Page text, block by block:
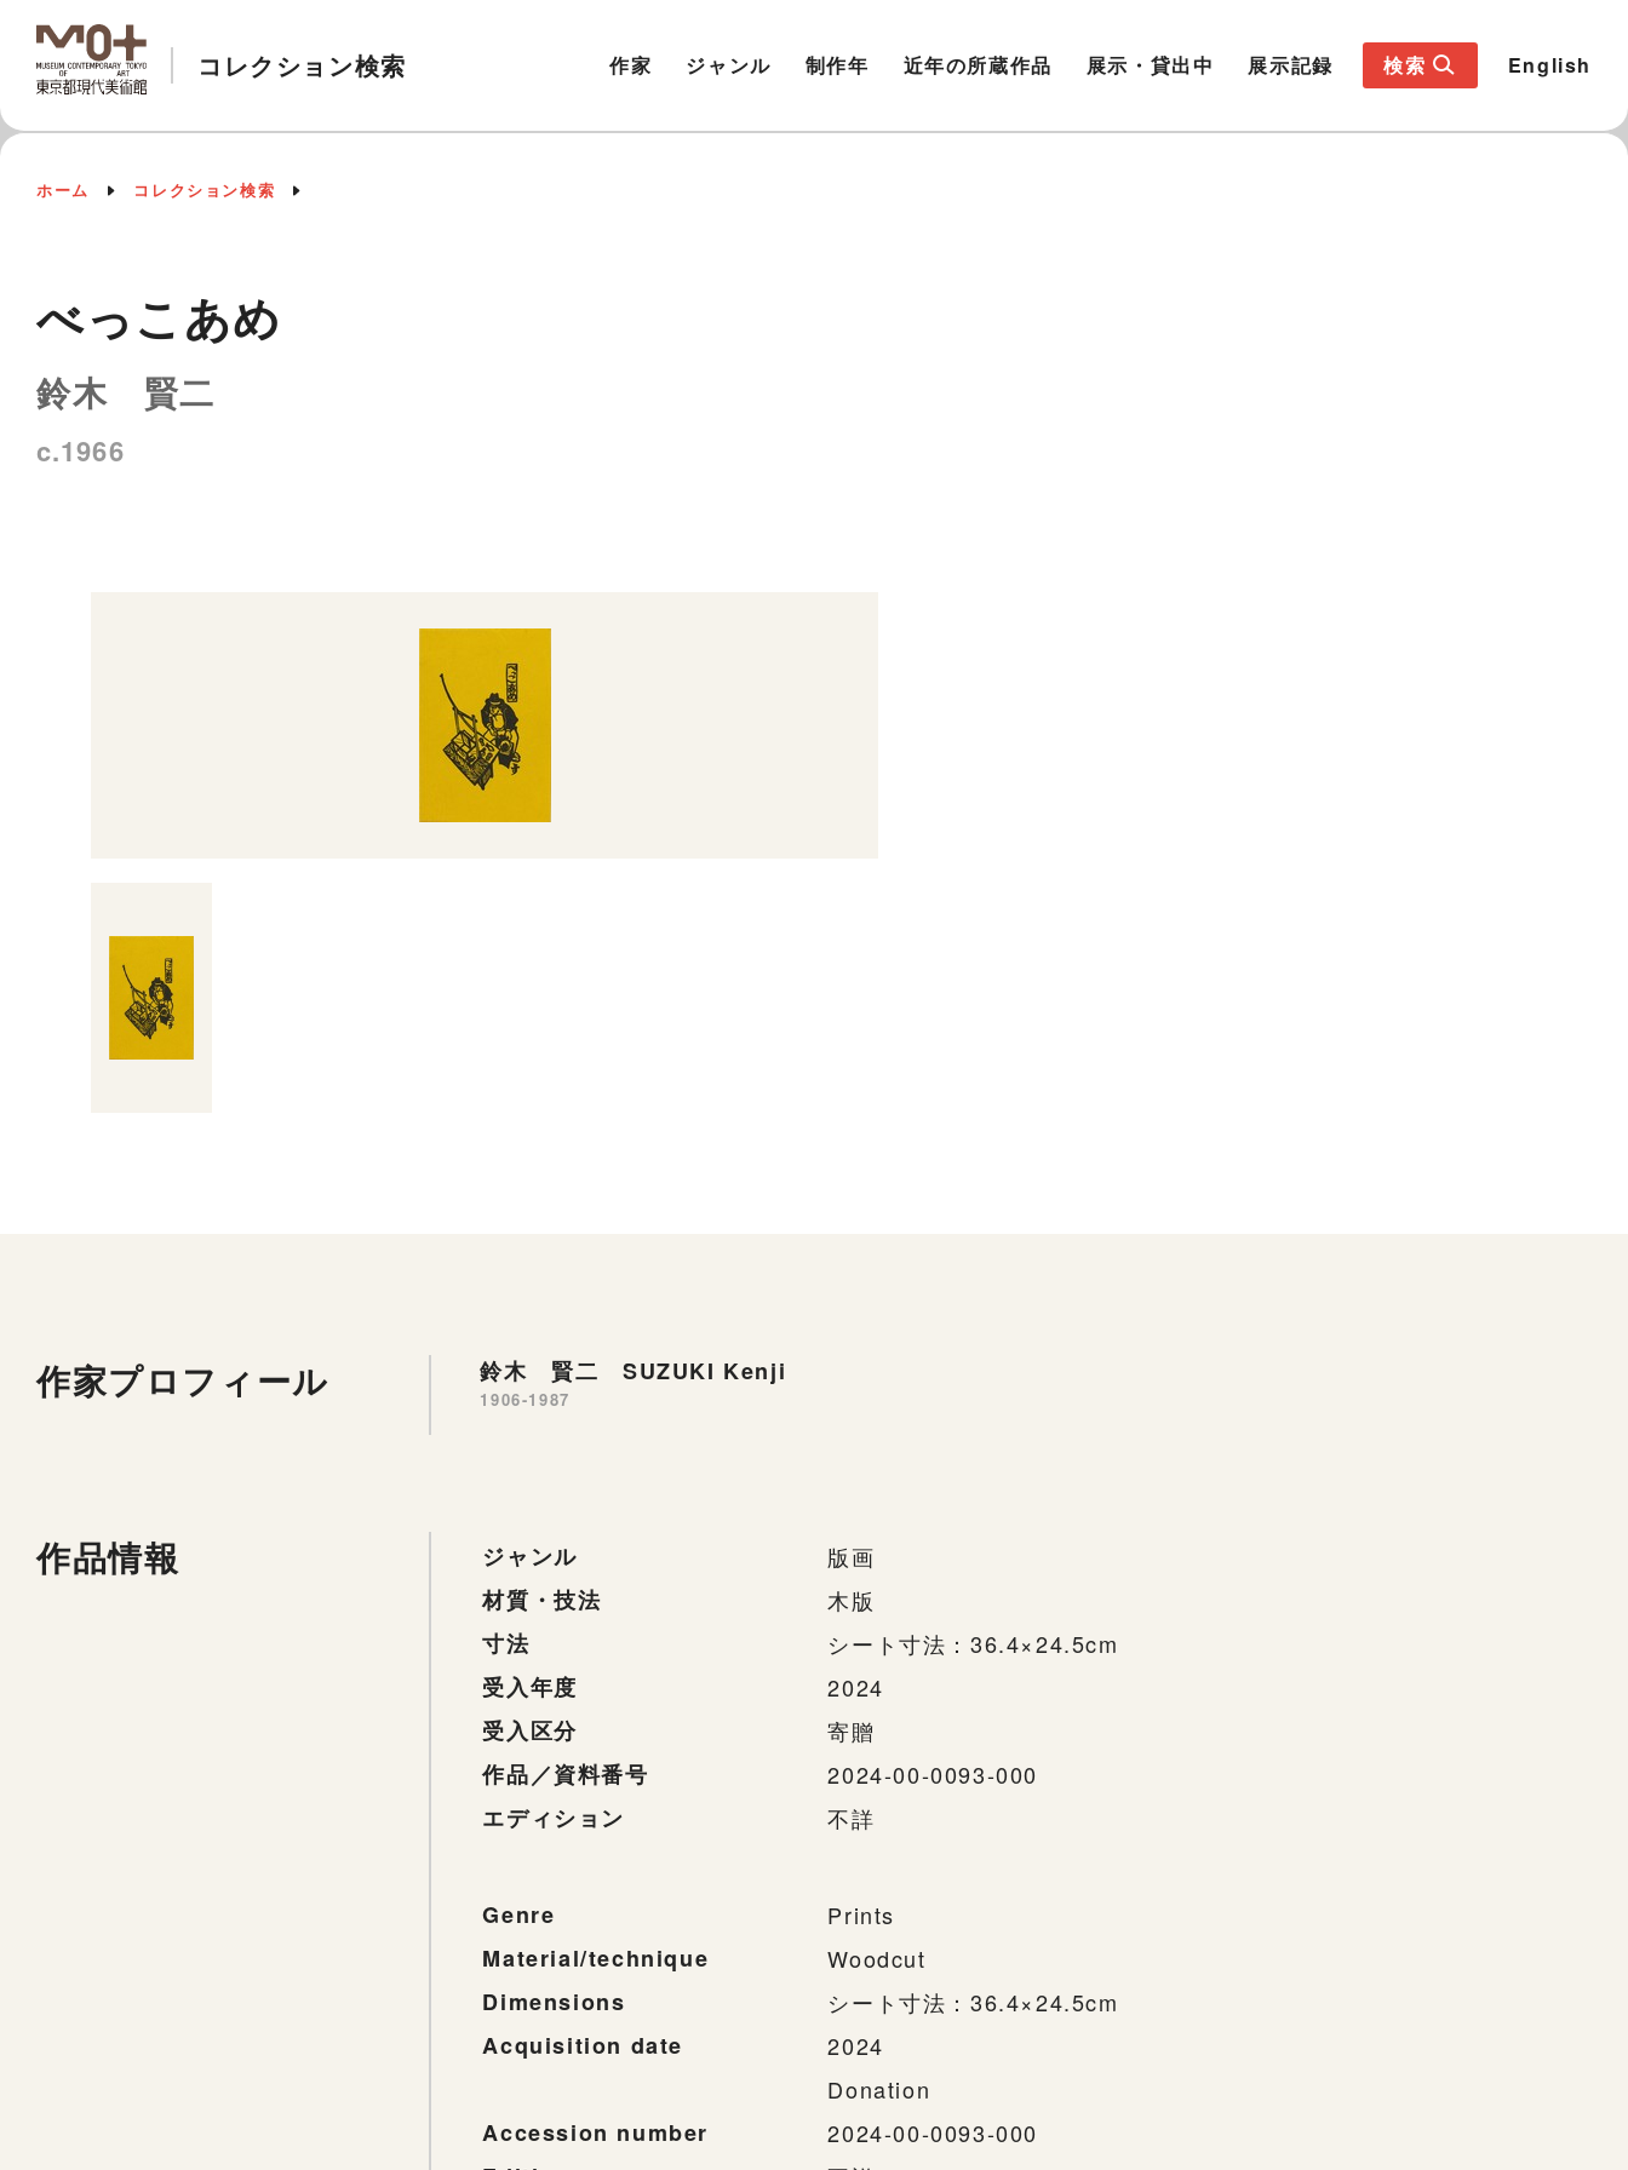
コレクション検索 作家 ジャンル 制作年 近年の所蔵作品 展示・貸出中 展示記録 検索 English
ホーム コレクション検索
べっこあめ
鈴木 賢二
c.1966
作家プロフィール 鈴木 賢二 SUZUKI Kenji
1906-1987
作品情報 ジャンル
版画
材質・技法
木版
寸法
シート寸法：36.4×24.5cm
受入年度
2024
受入区分
寄贈
作品／資料番号
2024-00-0093-000
エディション
不詳
Genre
Prints
Material/technique
Woodcut
Dimensions
シート寸法：36.4×24.5cm
Acquisition date
2024
Donation
Accession number
2024-00-0093-000